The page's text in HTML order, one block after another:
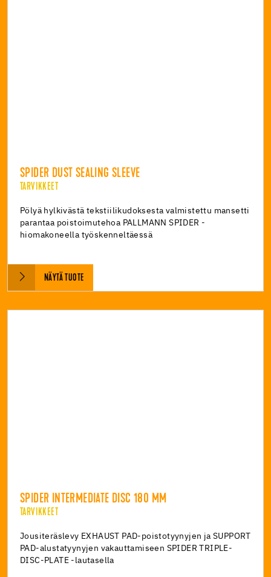
SPIDER DUST SEALING SLEEVE
TARVIKKEET
Pölyä hylkivästä tekstiilikudoksesta valmistettu mansetti
parantaa poistoimutehoa PALLMANN SPIDER -
hiomakoneella työskenneltäessä
NÄYTÄ TUOTE
SPIDER INTERMEDIATE DISC 180 MM
TARVIKKEET
Jousiteräslevy EXHAUST PAD-poistotyynyjen ja SUPPORT
PAD-alustatyynyjen vakauttamiseen SPIDER TRIPLE-
DISC-PLATE -lautasella